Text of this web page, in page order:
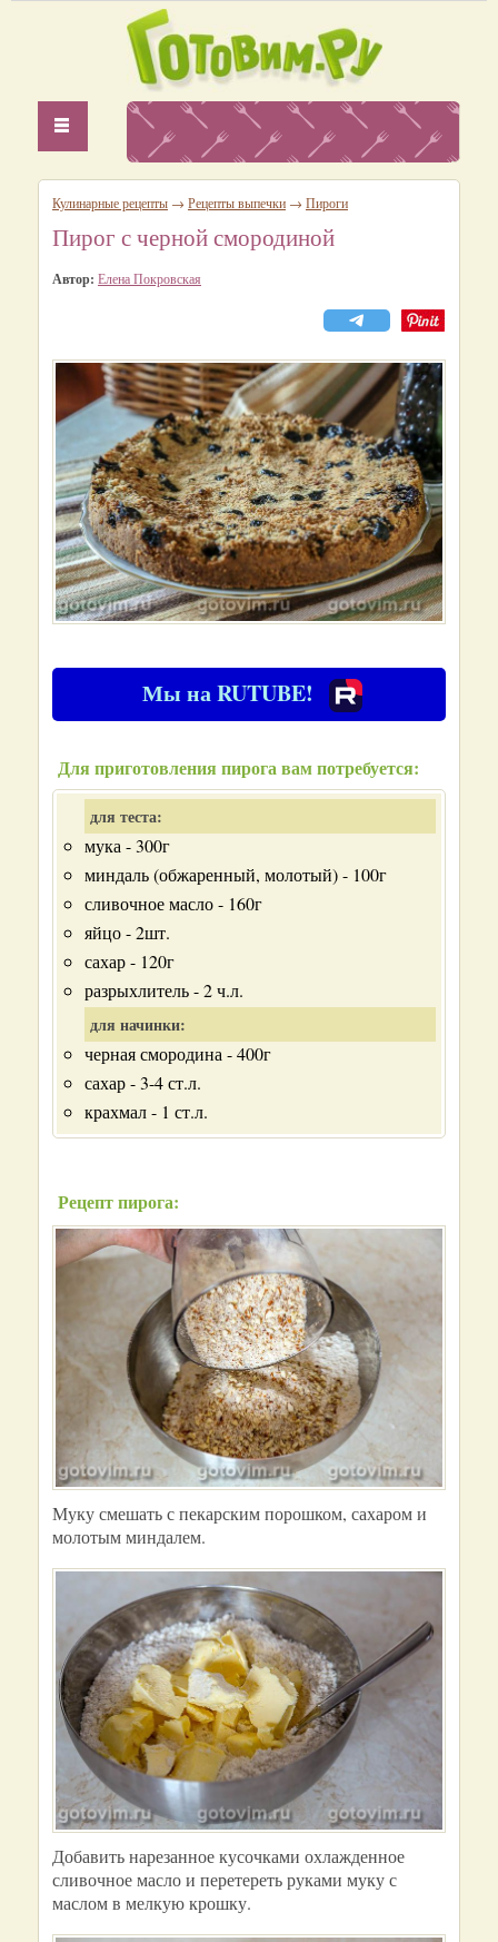
Кулинарные рецепты → Рецепты выпечки → Пироги
Пирог с черной смородиной
Автор: Елена Покровская
Мы на RUTUBE!
Для приготовления пирога вам потребуется:
для теста:
мука - 300г
миндаль (обжаренный, молотый) - 100г
сливочное масло - 160г
яйцо - 2шт.
сахар - 120г
разрыхлитель - 2 ч.л.
для начинки:
черная смородина - 400г
сахар - 3-4 ст.л.
крахмал - 1 ст.л.
Рецепт пирога:
Муку смешать с пекарским порошком, сахаром и
молотым миндалем.
Добавить нарезанное кусочками охлажденное
сливочное масло и перетереть руками муку с
маслом в мелкую крошку.